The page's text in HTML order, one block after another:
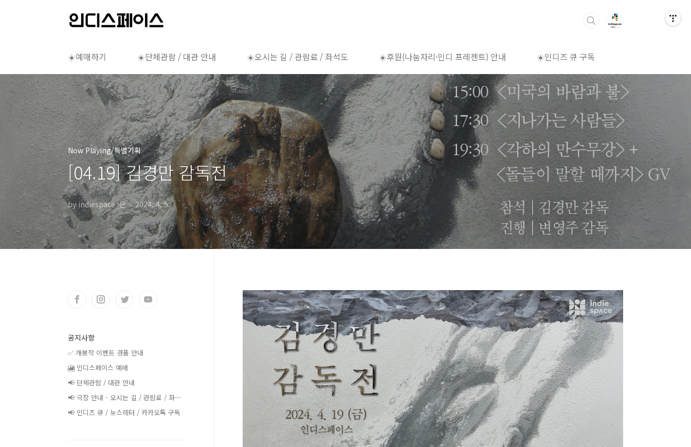
☀️예매하기 ☀️단체관람 / 대관 안내 ☀️오시는 길 / 관람료 / 좌석도 ☀️후원(나눔자리·인디 프레젠트) 안내 ☀️인디즈 큐 구독
Now Playing/특별기획
[04.19] 김경만 감독전
by indiespace_은 2024. 4. 5.
공지사항
✅ 개봉작 이벤트 경품 안내
🎦 인디스페이스 예매
📢 단체관람 / 대관 안내
📢 극장 안내 - 오시는 길 / 관람료 / 좌⋯
📢 인디즈 큐 / 뉴스레터 / 카카오톡 구독